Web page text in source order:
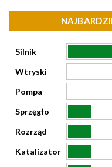
Silnik
Wtryski
Pompa
Sprzęgło
Rozrząd
Katalizator